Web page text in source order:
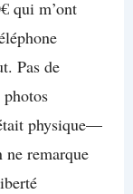
qui m’ont
Pas de
physique—
remarque